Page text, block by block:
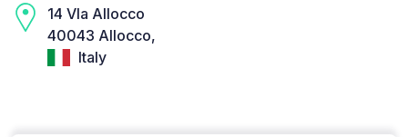
14 VIa Allocco
40043 Allocco,
Italy